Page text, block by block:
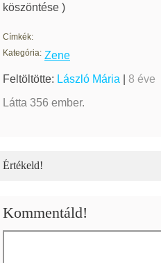
köszöntése )
Címkék:
Kategória: Zene
Feltöltötte: László Mária | 8 éve
Látta 356 ember.
Értékeld!
Kommentáld!